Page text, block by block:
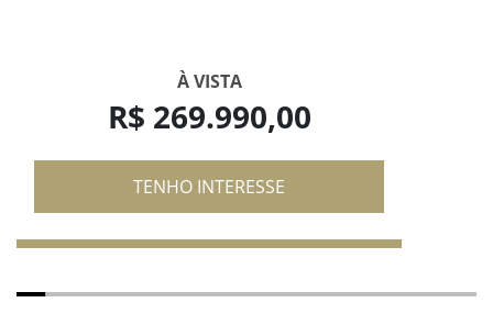
À VISTA
R$ 269.990,00
TENHO INTERESSE